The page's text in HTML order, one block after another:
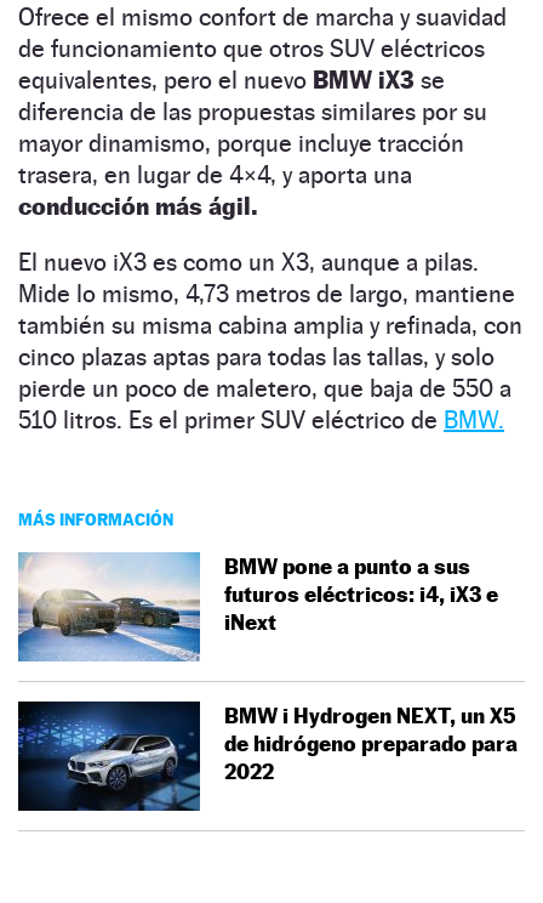
Ofrece el mismo confort de marcha y suavidad
de funcionamiento que otros SUV eléctricos
equivalentes, pero el nuevo BMW iX3 se
diferencia de las propuestas similares por su
mayor dinamismo, porque incluye tracción
trasera, en lugar de 4×4, y aporta una
conducción más ágil.
El nuevo iX3 es como un X3, aunque a pilas.
Mide lo mismo, 4,73 metros de largo, mantiene
también su misma cabina amplia y refinada, con
cinco plazas aptas para todas las tallas, y solo
pierde un poco de maletero, que baja de 550 a
510 litros. Es el primer SUV eléctrico de BMW.
MÁS INFORMACIÓN
BMW pone a punto a sus
futuros eléctricos: i4, iX3 e
iNext
BMW i Hydrogen NEXT, un X5
de hidrógeno preparado para
2022